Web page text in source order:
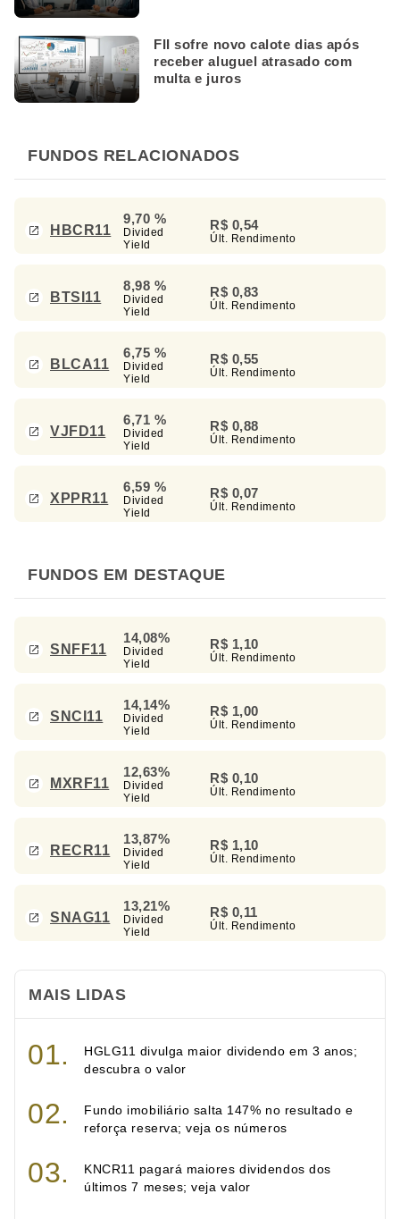
FII sofre novo calote dias após
receber aluguel atrasado com
multa e juros
FUNDOS RELACIONADOS
HBCR11
9,70 %
Divided
Yield
R$ 0,54
Últ. Rendimento
BTSI11
8,98 %
Divided
Yield
R$ 0,83
Últ. Rendimento
BLCA11
6,75 %
Divided
Yield
R$ 0,55
Últ. Rendimento
VJFD11
6,71 %
Divided
Yield
R$ 0,88
Últ. Rendimento
XPPR11
6,59 %
Divided
Yield
R$ 0,07
Últ. Rendimento
FUNDOS EM DESTAQUE
SNFF11
14,08%
Divided
Yield
R$ 1,10
Últ. Rendimento
SNCI11
14,14%
Divided
Yield
R$ 1,00
Últ. Rendimento
MXRF11
12,63%
Divided
Yield
R$ 0,10
Últ. Rendimento
RECR11
13,87%
Divided
Yield
R$ 1,10
Últ. Rendimento
SNAG11
13,21%
Divided
Yield
R$ 0,11
Últ. Rendimento
MAIS LIDAS
HGLG11 divulga maior dividendo em 3 anos;
descubra o valor
Fundo imobiliário salta 147% no resultado e
reforça reserva; veja os números
KNCR11 pagará maiores dividendos dos
últimos 7 meses; veja valor